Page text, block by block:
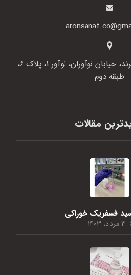
تهران، شهرک صنعتی پرند، خیابان نوآوران، نوآور 1، پلاک 6،
طبقه دوم
مقالات
فسفریک خوراکی
۳ مرداد، ۱۴۰۳